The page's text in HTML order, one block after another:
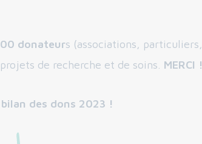
donateurs (associations, particuliers,
de recherche et de soins. MERCI !
des dons 2023 !